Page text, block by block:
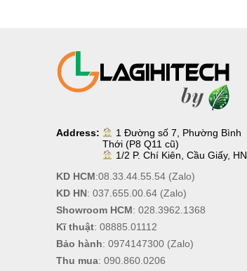
Address:
1 Đường số 7, Phường Bình
Thới (P8 Q11 cũ)
1/2 P. Chí Kiên, Cầu Giấy, HN
KD HCM:08.33.44.55.54(Zalo)
KD HN: 037.655.00.64(Zalo)
Showroom HCM: 028.3962.1368
Kĩ thuật: 08885.01112
Bảo hành: 0974147300(Zalo)
Thu mua: 090.860.0206